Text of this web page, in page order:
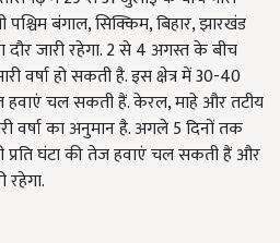
बंगाल, सिक्किम, बिहार, झारखंड
जारी रहेगा. 2 से 4 अगस्त के बीच
वर्षा हो सकती है. इस क्षेत्र में 30-40
हवाएं चल सकती हैं. केरल, माहे और तटीय
वर्षा का अनुमान है. अगले 5 दिनों तक
प्रति घंटा की तेज हवाएं चल सकती हैं और
रहेगा.